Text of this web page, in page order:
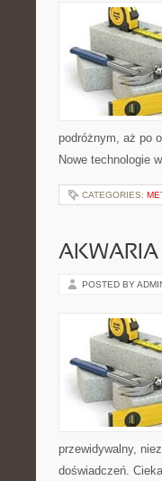
podróżnym, aż po
Nowe technologie
CATEGORIES:
AKWARIA
POSTED BY
przewidywalny,
doświadczeń.